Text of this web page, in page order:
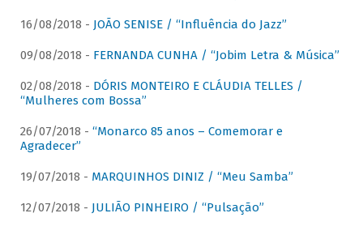
16/08/2018 - JOÃO SENISE / “Influência do Jazz”
09/08/2018 - FERNANDA CUNHA / “Jobim Letra & Música”
02/08/2018 - DÓRIS MONTEIRO E CLÁUDIA TELLES /
“Mulheres com Bossa”
26/07/2018 - “Monarco 85 anos – Comemorar e
Agradecer”
19/07/2018 - MARQUINHOS DINIZ / “Meu Samba”
12/07/2018 - JULIÃO PINHEIRO / “Pulsação”